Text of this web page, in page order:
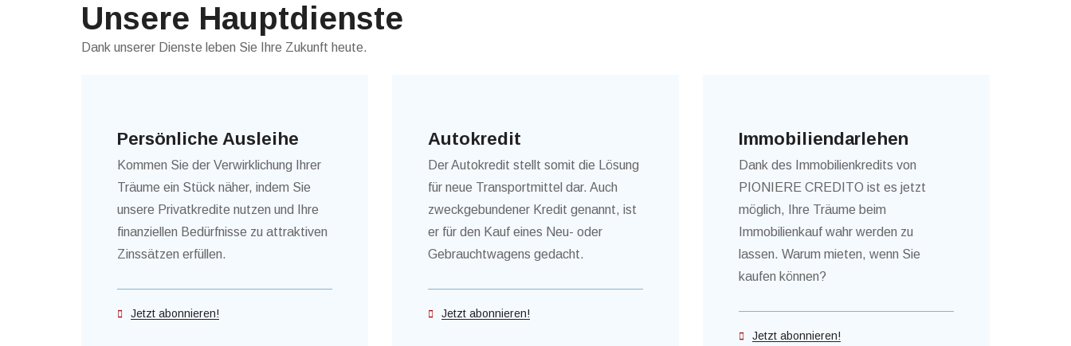
Unsere Hauptdienste
Dank unserer Dienste leben Sie Ihre Zukunft heute.
Persönliche Ausleihe
Kommen Sie der Verwirklichung Ihrer
Träume ein Stück näher, indem Sie
unsere Privatkredite nutzen und Ihre
finanziellen Bedürfnisse zu attraktiven
Zinssätzen erfüllen.
Jetzt abonnieren!
Autokredit
Der Autokredit stellt somit die Lösung
für neue Transportmittel dar. Auch
zweckgebundener Kredit genannt, ist
er für den Kauf eines Neu- oder
Gebrauchtwagens gedacht.
Jetzt abonnieren!
Immobiliendarlehen
Dank des Immobilienkredits von
PIONIERE CREDITO ist es jetzt
möglich, Ihre Träume beim
Immobilienkauf wahr werden zu
lassen. Warum mieten, wenn Sie
kaufen können?
Jetzt abonnieren!